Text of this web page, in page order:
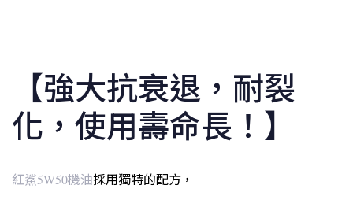
【強大抗衰退，耐裂
化，使用壽命長！】
紅鯊5W50機油採用獨特的配方，